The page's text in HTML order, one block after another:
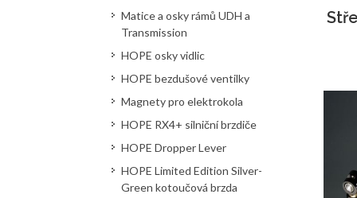
Matice a osky rámů UDH a
Transmission
HOPE osky vidlic
HOPE bezdušové ventilky
Magnety pro elektrokola
HOPE RX4+ silniční brzdiče
HOPE Dropper Lever
HOPE Limited Edition Silver-
Green kotoučová brzda